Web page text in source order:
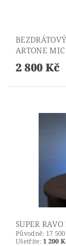
ARTONE MIC
2 800 Kč
SUPER
Původně: 17
Ušetříte:1 200